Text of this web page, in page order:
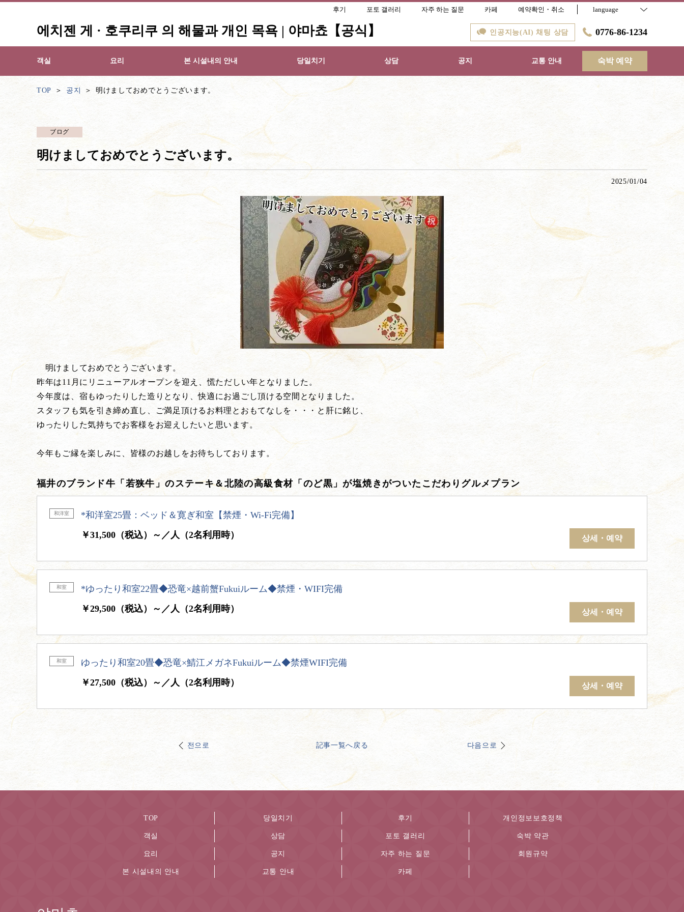
후기 포토 갤러리 자주 하는 질문 카페 예약확인・취소 language
에치젠 게 · 호쿠리쿠 의 해물과 개인 목욕 | 야마쵸【공식】 인공지능(AI) 채팅 상담 0776-86-1234
객실 요리 본 시설내의 안내 당일치기 상담 공지 교통 안내 숙박 예약
TOP 공지 明けましておめでとうございます。
ブログ
明けましておめでとうございます。
2025/01/04
明けましておめでとうございます。
昨年は11月にリニューアルオープンを迎え、慌ただしい年となりました。
今年度は、宿もゆったりした造りとなり、快適にお過ごし頂ける空間となりました。
スタッフも気を引き締め直し、ご満足頂けるお料理とおもてなしを・・・と肝に銘じ、
ゆったりした気持ちでお客様をお迎えしたいと思います。
今年もご縁を楽しみに、皆様のお越しをお待ちしております。
福井のブランド牛「若狭牛」のステーキ＆北陸の高級食材「のど黒」が塩焼きがついたこだわりグルメプラン
和洋室
*和洋室25畳：ベッド＆寛ぎ和室【禁煙・Wi-Fi完備】
￥31,500（税込）～／人（2名利用時）
상세・예약
和室
*ゆったり和室22畳◆恐竜×越前蟹Fukuiルーム◆禁煙・WIFI完備
￥29,500（税込）～／人（2名利用時）
상세・예약
和室
ゆったり和室20畳◆恐竜×鯖江メガネFukuiルーム◆禁煙WIFI完備
￥27,500（税込）～／人（2名利用時）
상세・예약
전으로 記事一覧へ戻る 다음으로
TOP
객실
요리
본 시설내의 안내
당일치기
상담
공지
교통 안내
후기
포토 갤러리
자주 하는 질문
카페
개인정보보호정책
숙박 약관
회원규약